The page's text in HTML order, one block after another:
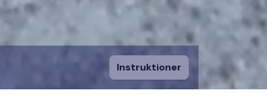
Instruktioner